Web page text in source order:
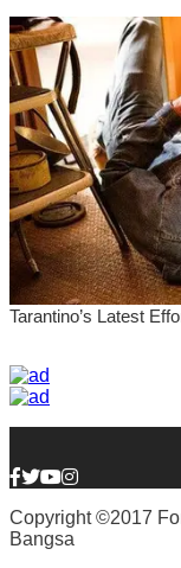
Copyright ©2017
Bangsa